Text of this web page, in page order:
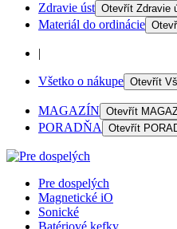
Zdravie úst Otevřít Zdravie
Materiál do ordinácie
|
Všetko o nákupe Otevřít
MAGAZÍN Otevřít
PORADŇA Otevřít
Pre dospelých
Magnetické iO
Sonické
Batériové kefky